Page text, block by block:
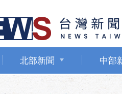
北部新聞 中部